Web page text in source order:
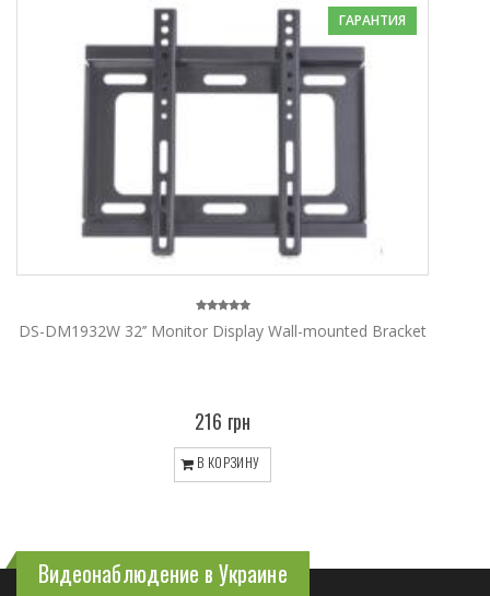
ГАРАНТИЯ
DS-DM1932W 32’’ Monitor Display Wall-mounted Bracket
216 грн
В КОРЗИНУ
Видеонаблюдение в Украине